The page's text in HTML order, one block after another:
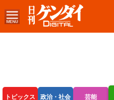
トピックス 政治・社会 芸能